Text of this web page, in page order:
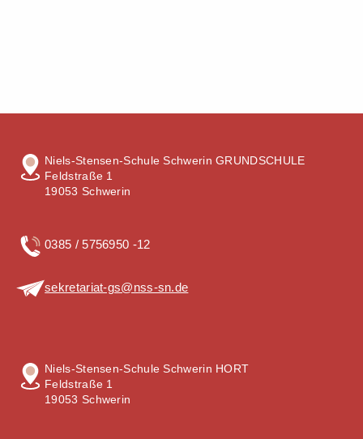
Niels-Stensen-Schule Schwerin GRUNDSCHULE
Feldstraße 1
19053 Schwerin
0385 / 5756950 -12
sekretariat-gs@nss-sn.de
Niels-Stensen-Schule Schwerin HORT
Feldstraße 1
19053 Schwerin